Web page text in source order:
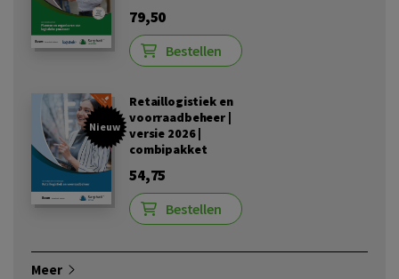
79,50
Bestellen
Nieuw
Retaillogistiek en
voorraadbeheer |
versie 2026 |
combipakket
54,75
Bestellen
Meer